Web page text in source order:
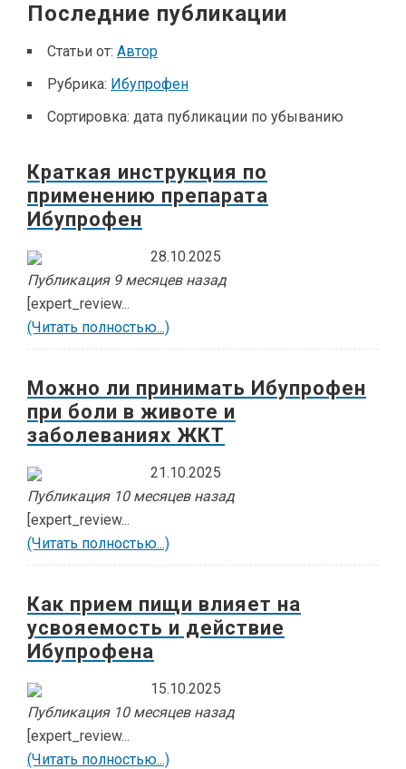
Последние публикации
Статьи от: Автор
Рубрика: Ибупрофен
Сортировка: дата публикации по убыванию
Краткая инструкция по
применению препарата
Ибупрофен
28.10.2025
Публикация 9 месяцев назад
[expert_review...
(Читать полностью...)
Можно ли принимать Ибупрофен
при боли в животе и
заболеваниях ЖКТ
21.10.2025
Публикация 10 месяцев назад
[expert_review...
(Читать полностью...)
Как прием пищи влияет на
усвояемость и действие
Ибупрофена
15.10.2025
Публикация 10 месяцев назад
[expert_review...
(Читать полностью...)